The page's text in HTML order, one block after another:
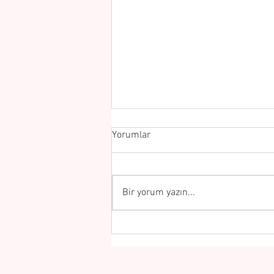
Yorumlar
Bir yorum yazın...